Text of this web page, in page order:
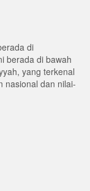
di
berada di bawah
yang terkenal
nasional dan nilai-